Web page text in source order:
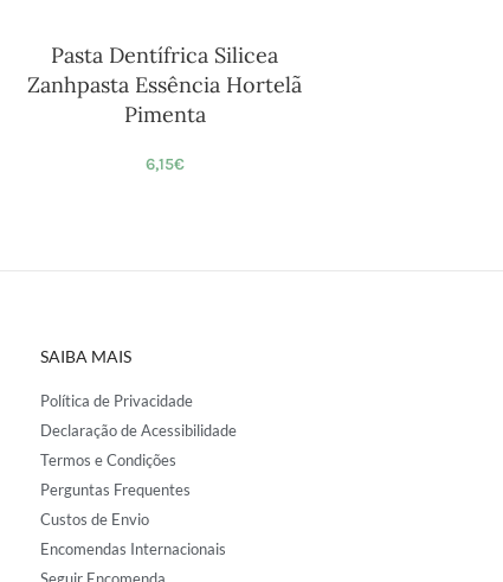
Pasta Dentífrica Silicea
Zanhpasta Essência Hortelã
Pimenta
6,15€
SAIBA MAIS
Política de Privacidade
Declaração de Acessibilidade
Termos e Condições
Perguntas Frequentes
Custos de Envio
Encomendas Internacionais